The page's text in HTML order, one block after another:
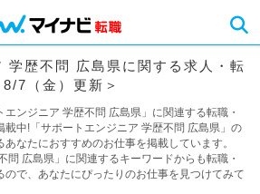
学歴不問 広島県に関する求人・転
7（金）更新＞
ンジニア 学歴不問 広島県」に関連する転職・
載中!「サポートエンジニア 学歴不問 広島県」の
なたにおすすめのお仕事を掲載しています。
問 広島県」に関連するキーワードからも転職・
ので、あなたにぴったりのお仕事を見つけてみて